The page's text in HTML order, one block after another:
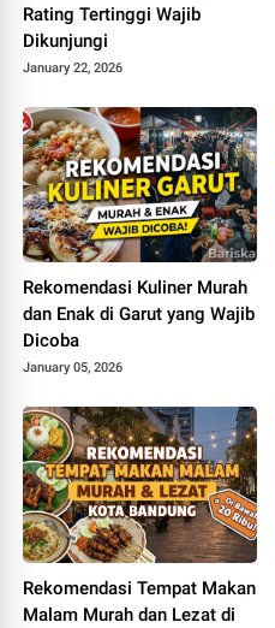
Rating Tertinggi Wajib
Dikunjungi
January 22, 2026
Rekomendasi Kuliner Murah
dan Enak di Garut yang Wajib
Dicoba
January 05, 2026
Rekomendasi Tempat Makan
Malam Murah dan Lezat di